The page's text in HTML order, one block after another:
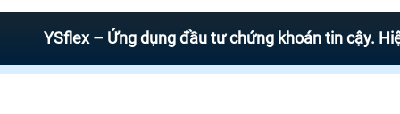
YSflex – Ứng dụng đầu tư chứng khoán tin cậy. Hiện